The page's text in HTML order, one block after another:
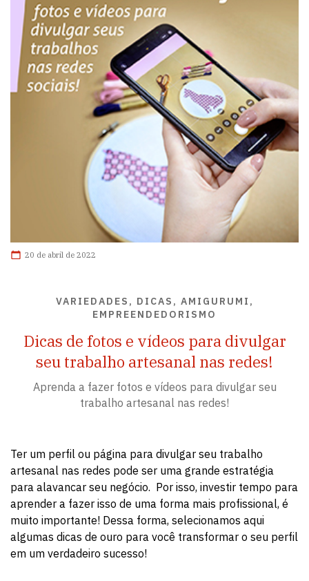
20 de abril de 2022
VARIEDADES, DICAS, AMIGURUMI,
EMPREENDEDORISMO
Dicas de fotos e vídeos para divulgar
seu trabalho artesanal nas redes!
Aprenda a fazer fotos e vídeos para divulgar seu
trabalho artesanal nas redes!
Ter um perfil ou página para divulgar seu trabalho
artesanal nas redes pode ser uma grande estratégia
para alavancar seu negócio. Por isso, investir tempo para
aprender a fazer isso de uma forma mais profissional, é
muito importante! Dessa forma, selecionamos aqui
algumas dicas de ouro para você transformar o seu perfil
em um verdadeiro sucesso!